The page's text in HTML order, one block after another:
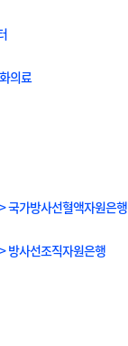
의료
국가방사선혈액자원은행
방사선조직자원은행